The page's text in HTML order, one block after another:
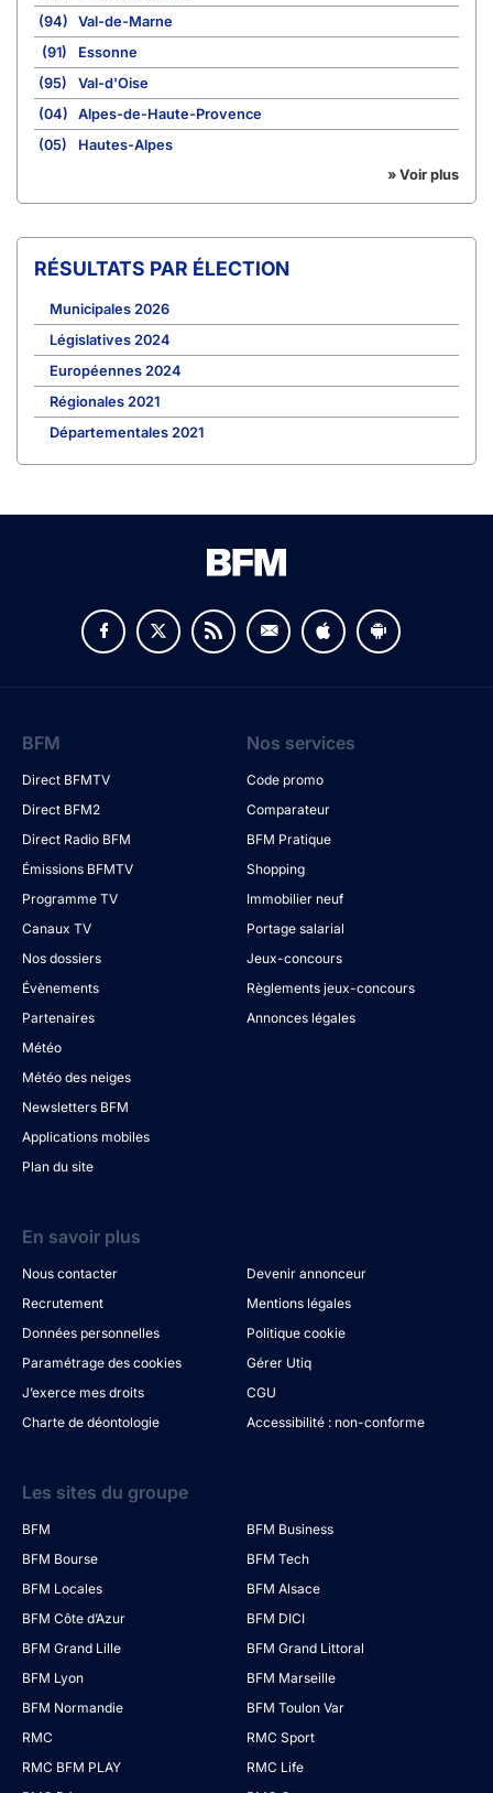
(94)
Val-de-Marne
(91)
Essonne
(95)
Val-d'Oise
(04)
Alpes-de-Haute-Provence
(05)
Hautes-Alpes
» Voir plus
RÉSULTATS PAR ÉLECTION
Municipales 2026
Législatives 2024
Européennes 2024
Régionales 2021
Départementales 2021
BFM
Direct BFMTV
Direct BFM2
Direct Radio BFM
Émissions BFMTV
Programme TV
Canaux TV
Nos dossiers
Évènements
Partenaires
Météo
Météo des neiges
Newsletters BFM
Applications mobiles
Plan du site
Nos services
Code promo
Comparateur
BFM Pratique
Shopping
Immobilier neuf
Portage salarial
Jeux-concours
Règlements jeux-concours
Annonces légales
En savoir plus
Nous contacter
Devenir annonceur
Recrutement
Mentions légales
Données personnelles
Politique cookie
Paramétrage des cookies
Gérer Utiq
J’exerce mes droits
CGU
Charte de déontologie
Accessibilité : non-conforme
Les sites du groupe
BFM
BFM Business
BFM Bourse
BFM Tech
BFM Locales
BFM Alsace
BFM Côte d’Azur
BFM DICI
BFM Grand Lille
BFM Grand Littoral
BFM Lyon
BFM Marseille
BFM Normandie
BFM Toulon Var
RMC
RMC Sport
RMC BFM PLAY
RMC Life